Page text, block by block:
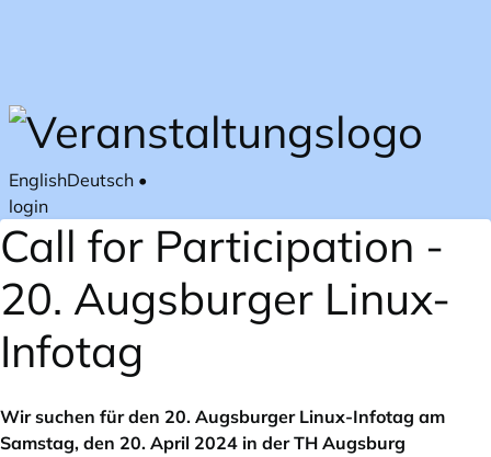
EnglishDeutsch •
login
Call for Participation -
20. Augsburger Linux-
Infotag
Wir suchen für den 20. Augsburger Linux-Infotag am
Samstag, den 20. April 2024 in der TH Augsburg